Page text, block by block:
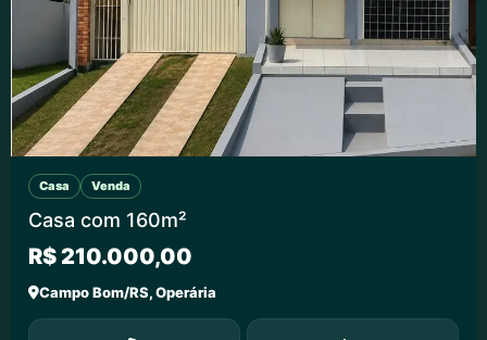
Casa Venda
Casa com 160m²
R$ 210.000,00
Campo Bom/RS, Operária